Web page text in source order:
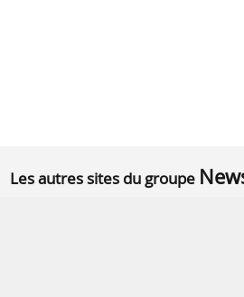
Les autres sites du groupe